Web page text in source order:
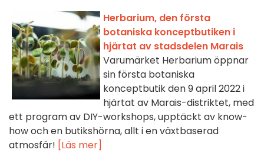
Herbarium, den första
botaniska konceptbutiken i
hjärtat av stadsdelen Marais
Varumärket Herbarium öppnar
sin första botaniska
konceptbutik den 9 april 2022 i
hjärtat av Marais-distriktet, med
ett program av DIY-workshops, upptäckt av know-
how och en butikshörna, allt i en växtbaserad
atmosfär! [Läs mer]